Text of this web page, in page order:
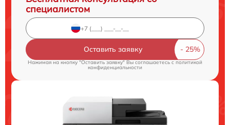
специалистом
Оставить заявку
Нажимая на кнопку "Оставить заявку" Вы соглашаетесь c политикой
конфиденциальности